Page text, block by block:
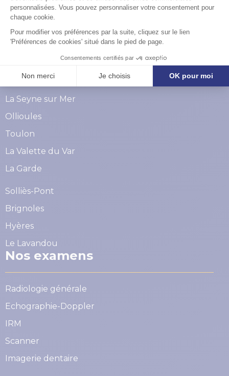
Formulaire de contact
Nos centres dans le Var
La Seyne sur Mer
Ollioules
Toulon
La Valette du Var
La Garde
Solliès-Pont
Brignoles
Hyères
Le Lavandou
Nos examens
Radiologie générale
Echographie-Doppler
IRM
Scanner
Imagerie dentaire